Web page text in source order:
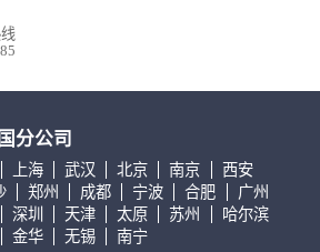
分公司
上海 武汉 北京 南京
西安
郑州 成都 宁波 合肥
广州
深圳 天津 太原 苏州
哈尔滨
金华 无锡 南宁